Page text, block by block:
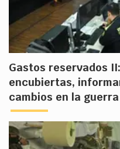
Gastos reservados
encubiertas,
cambios en la